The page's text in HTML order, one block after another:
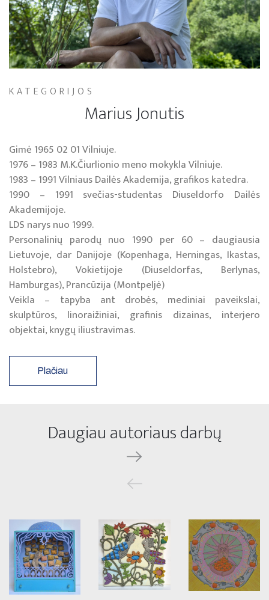
KATEGORIJOS
Marius Jonutis
Gimė 1965 02 01 Vilniuje.
1976 – 1983 M.K.Čiurlionio meno mokykla Vilniuje.
1983 – 1991 Vilniaus Dailės Akademija, grafikos katedra.
1990 – 1991 svečias-studentas Diuseldorfo Dailės
Akademijoje.
LDS narys nuo 1999.
Personalinių parodų nuo 1990 per 60 – daugiausia
Lietuvoje, dar Danijoje (Kopenhaga, Herningas, Ikastas,
Holstebro), Vokietijoje (Diuseldorfas, Berlynas,
Hamburgas), Prancūzija (Montpeljė)
Veikla – tapyba ant drobės, mediniai paveikslai,
skulptūros, linoraižiniai, grafinis dizainas, interjero
objektai, knygų iliustravimas.
Plačiau
Daugiau autoriaus darbų